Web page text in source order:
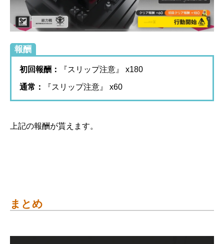
報酬
初回報酬： 『スリップ注意』 x180
通常： 『スリップ注意』 x60
上記の報酬が貰えます。
まとめ